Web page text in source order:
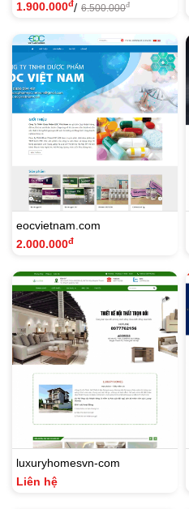
1.900.000đ/ 6.500.000đ
eocvietnam.com
2.000.000đ
luxuryhomesvn-com
Liên hệ